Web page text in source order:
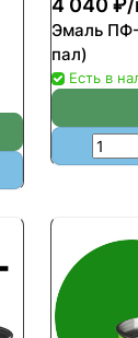
4 040 ₽/
Эмаль ПФ-
пал)
Есть в